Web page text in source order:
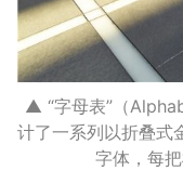
▲ “字母表”（
计了一系列以折叠式
字体，每